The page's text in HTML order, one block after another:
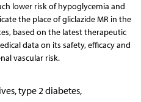
lower risk of hypoglycemia and
the place of gliclazide MR in the
based on the latest therapeutic
data on its safety, efficacy and
vascular risk.
type 2 diabetes,